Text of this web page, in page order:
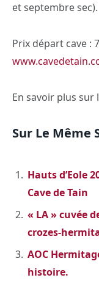
et septembre sec).
Prix départ cave :
En savoir plus sur
Sur Le Même
Hauts d’Eole
Cave de Tain
« LA » cuvée
crozes-
AOC
histoire.